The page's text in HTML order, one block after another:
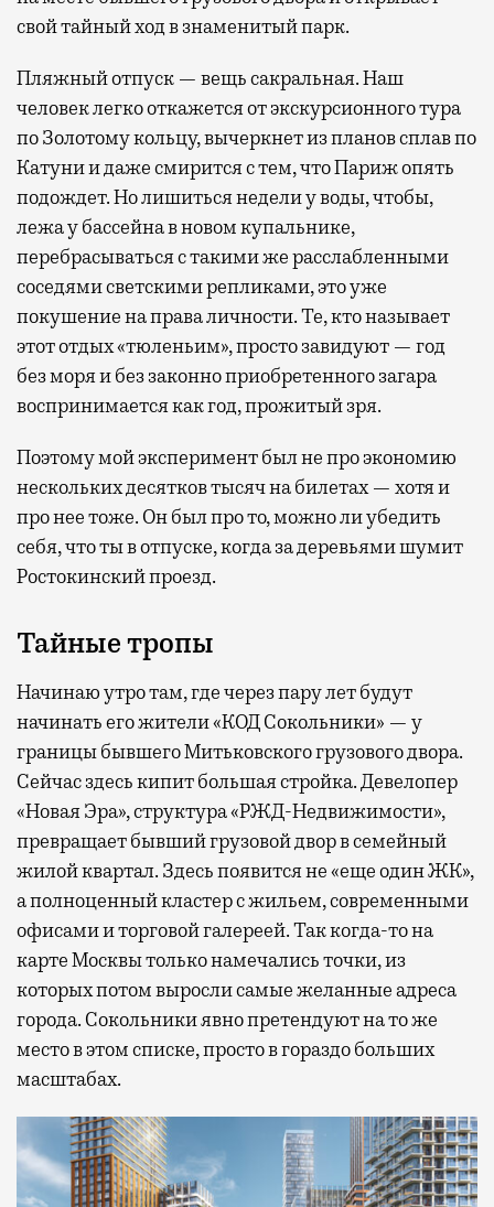
свой тайный ход в знаменитый парк.
Пляжный отпуск — вещь сакральная. Наш
человек легко откажется от экскурсионного тура
по Золотому кольцу, вычеркнет из планов сплав по
Катуни и даже смирится с тем, что Париж опять
подождет. Но лишиться недели у воды, чтобы,
лежа у бассейна в новом купальнике,
перебрасываться с такими же расслабленными
соседями светскими репликами, это уже
покушение на права личности. Те, кто называет
этот отдых «тюленьим», просто завидуют — год
без моря и без законно приобретенного загара
воспринимается как год, прожитый зря.
Поэтому мой эксперимент был не про экономию
нескольких десятков тысяч на билетах — хотя и
про нее тоже. Он был про то, можно ли убедить
себя, что ты в отпуске, когда за деревьями шумит
Ростокинский проезд.
Тайные тропы
Начинаю утро там, где через пару лет будут
начинать его жители «КОД Сокольники» — у
границы бывшего Митьковского грузового двора.
Сейчас здесь кипит большая стройка. Девелопер
«Новая Эра», структура «РЖД-Недвижимости»,
превращает бывший грузовой двор в семейный
жилой квартал. Здесь появится не «еще один ЖК»,
а полноценный кластер с жильем, современными
офисами и торговой галереей. Так когда-то на
карте Москвы только намечались точки, из
которых потом выросли самые желанные адреса
города. Сокольники явно претендуют на то же
место в этом списке, просто в гораздо больших
масштабах.